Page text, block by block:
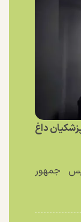
داغ
جمهور